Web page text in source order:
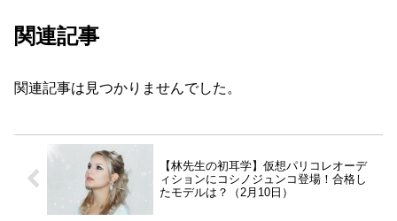
関連記事
関連記事は見つかりませんでした。
【林先生の初耳学】仮想パリコレオーデ
ィションにコシノジュンコ登場！合格し
たモデルは？（2月10日）